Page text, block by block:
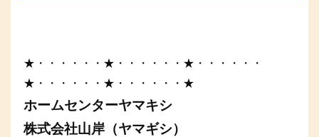
★・・・・・・★・・・・・・★・・・・・・
★・・・・・・★・・・・・・★
ホームセンターヤマキシ
株式会社山岸（ヤマギシ）